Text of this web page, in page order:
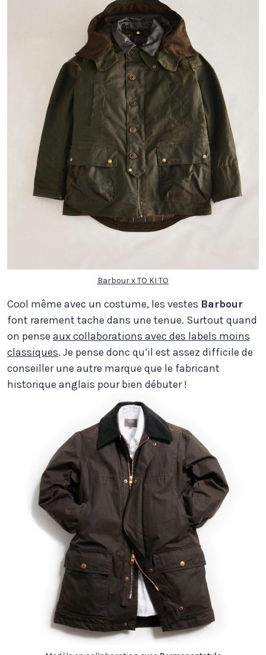
Barbour x TO KI TO
Cool même avec un costume, les vestes Barbour
font rarement tache dans une tenue. Surtout quand
on pense aux collaborations avec des labels moins
classiques. Je pense donc qu’il est assez difficile de
conseiller une autre marque que le fabricant
historique anglais pour bien débuter !